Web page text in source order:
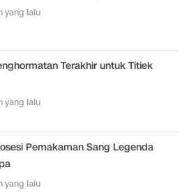
yang lalu
Terakhir untuk Titiek
yang lalu
Pemakaman Sang Legenda
yang lalu